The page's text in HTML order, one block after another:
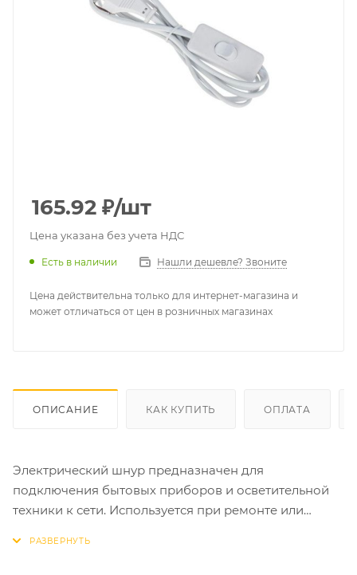
165.92 ₽/шт
Цена указана без учета НДС
Есть в наличии Нашли дешевле? Звоните
Цена действительна только для интернет-магазина и
может отличаться от цен в розничных магазинах
ОПИСАНИЕ КАК КУПИТЬ ОПЛАТА
Электрический шнур предназначен для
подключения бытовых приборов и осветительной
техники к сети. Используется при ремонте или